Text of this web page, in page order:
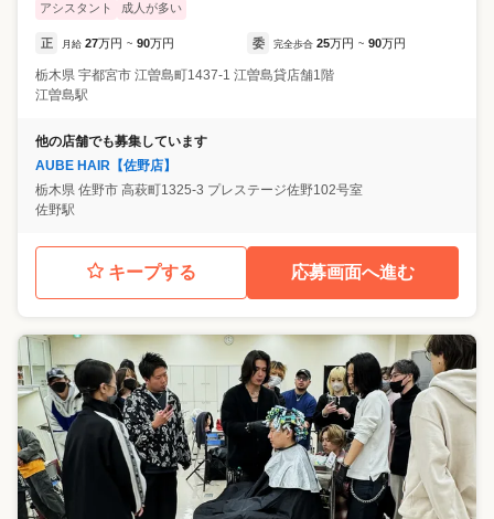
アシスタント
成人が多い
正 月給 27万円 ~ 90万円 委 完全歩合 25万円 ~ 90万円
栃木県 宇都宮市 江曽島町1437-1 江曽島貸店舗1階
江曽島駅
他の店舗でも募集しています
AUBE HAIR【佐野店】
栃木県 佐野市 高萩町1325-3 プレステージ佐野102号室
佐野駅
キープする 応募画面へ進む